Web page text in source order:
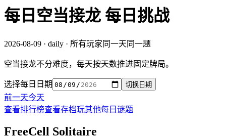
每日空当接龙 每日挑战
2026-08-09 · daily · 所有玩家同一天同一题
空当接龙不分难度，每天按天数推进固定牌局。
选择每日日期 切换日期
前一天今天
查看排行榜查看存档玩其他每日谜题
FreeCell Solitaire